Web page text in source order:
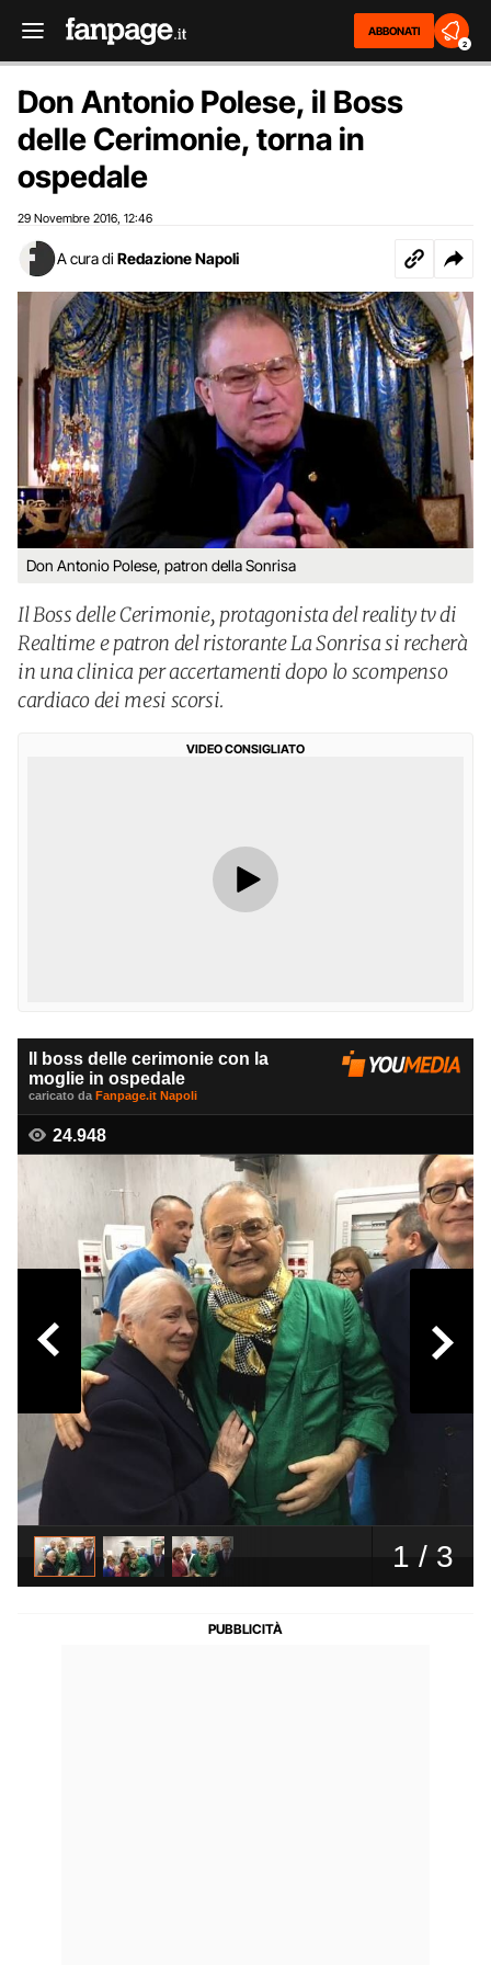
ABBONATI
2
Don Antonio Polese, il Boss
delle Cerimonie, torna in
ospedale
29 Novembre 2016 12:46
A cura di Redazione Napoli
Don Antonio Polese, patron della Sonrisa
Il Boss delle Cerimonie, protagonista del reality tv di
Realtime e patron del ristorante La Sonrisa si recherà
in una clinica per accertamenti dopo lo scompenso
cardiaco dei mesi scorsi.
VIDEO CONSIGLIATO